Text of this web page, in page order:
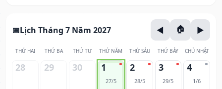
Lịch Tháng 7 Năm 2027
THỨ HAI THỨ BA THỨ TƯ THỨ NĂM THỨ SÁU THỨ BẢY CHỦ NHẬT
28 29 30 1
27/5
2
28/5
3
29/5
4
1/6